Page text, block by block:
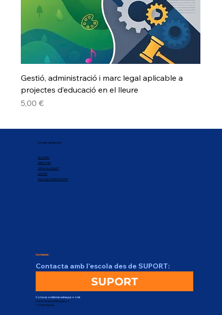
Gestió, administració i marc legal aplicable a
projectes d’educació en el lleure
Preu
5,00 €
Accedir ràpidament
QUI SOM?
DIRECTORI
ZONA ALUMNAT
SUPORT
SALA DEL PROFESSORAT
Contacte:
Contacta amb l'escola des de SUPORT:
SUPORT
Correspondència i adreça postal:
Carrer Arnau Sa Bruguera, 4
17230 Palamós